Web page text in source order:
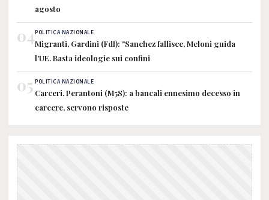
agosto
04POLITICA NAZIONALE
Migranti, Gardini (FdI): "Sanchez fallisce, Meloni guida
l'UE. Basta ideologie sui confini
05 POLITICA NAZIONALE
Carceri, Perantoni (M5S): a bancali ennesimo decesso in
carcere, servono risposte